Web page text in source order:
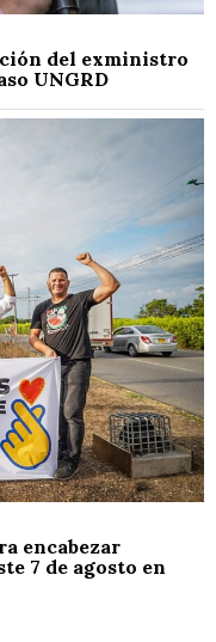
del exministro
UNGRD
encabezar
7 de agosto en